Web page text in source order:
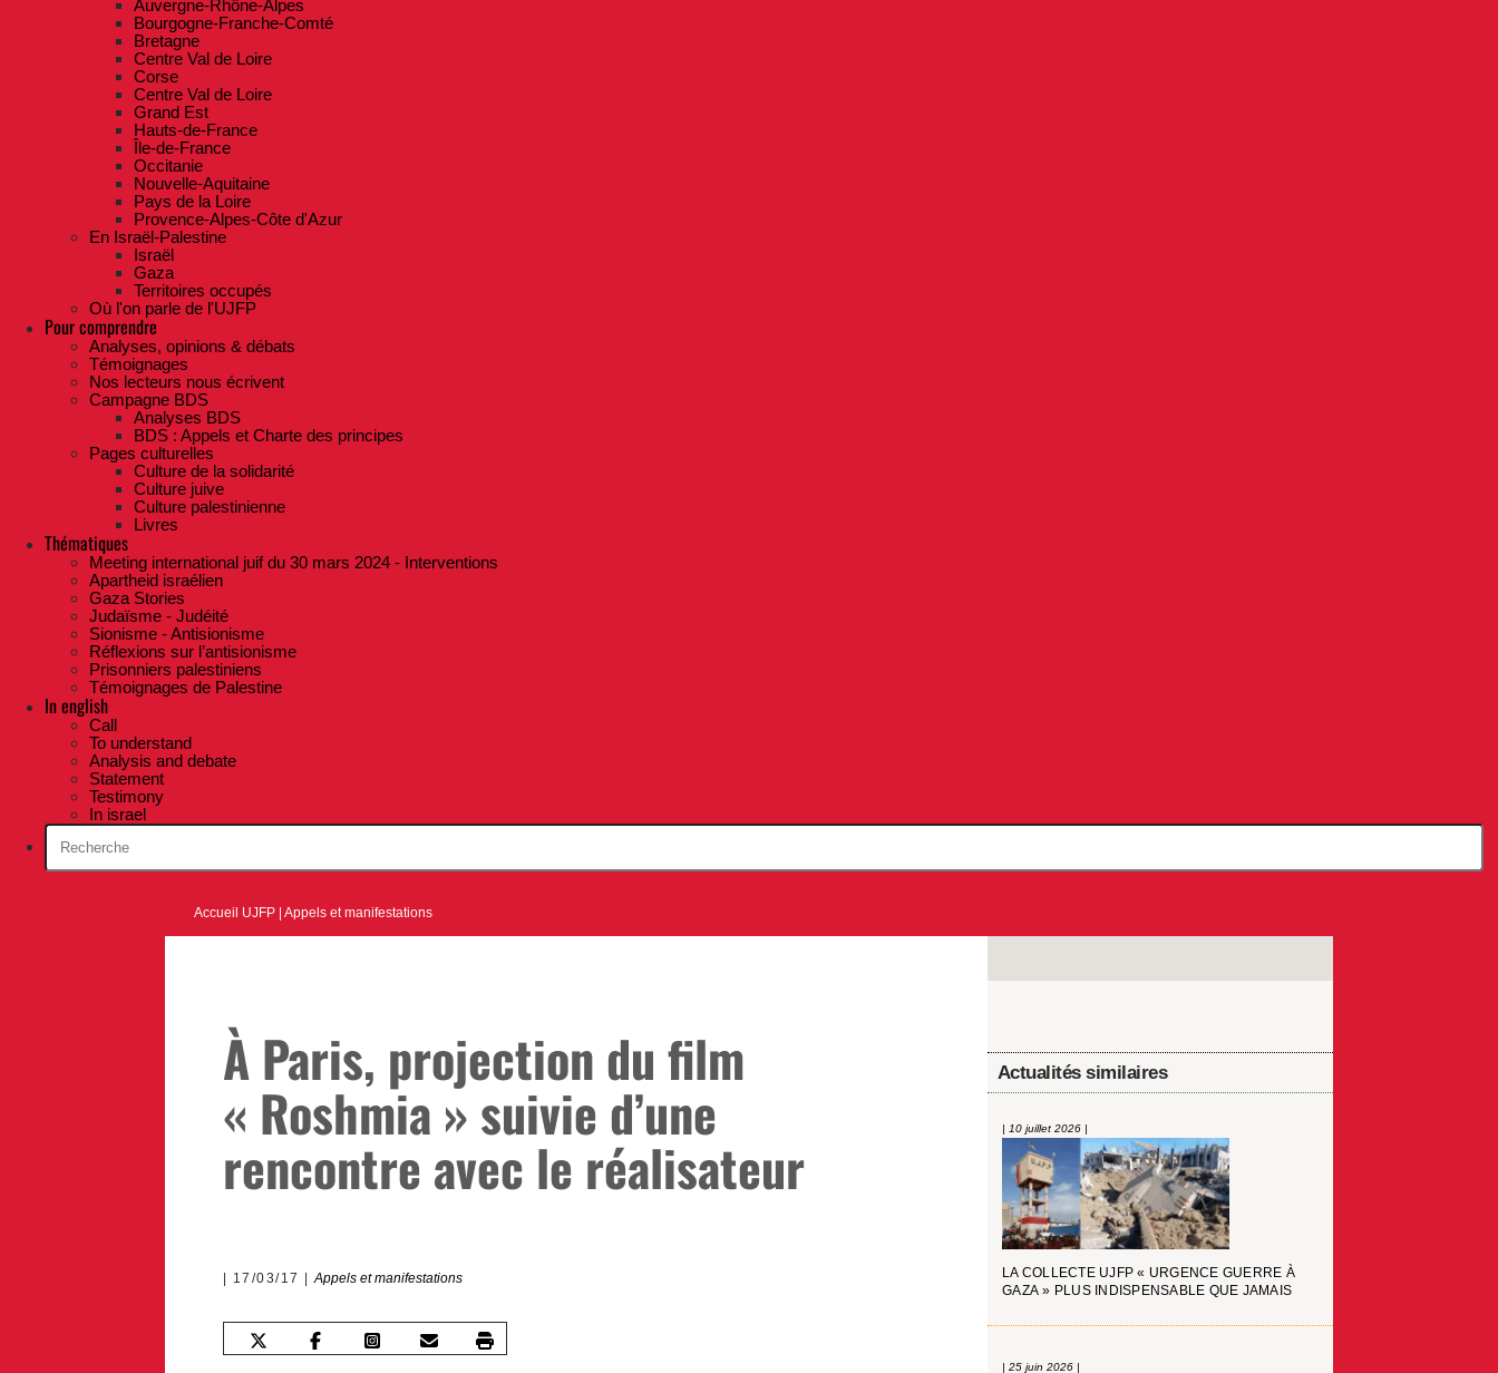
Auvergne-Rhône-Alpes
Bourgogne-Franche-Comté
Bretagne
Centre Val de Loire
Corse
Centre Val de Loire
Grand Est
Hauts-de-France
Île-de-France
Occitanie
Nouvelle-Aquitaine
Pays de la Loire
Provence-Alpes-Côte d'Azur
En Israël-Palestine
Israël
Gaza
Territoires occupés
Où l'on parle de l'UJFP
Pour comprendre
Analyses, opinions & débats
Témoignages
Nos lecteurs nous écrivent
Campagne BDS
Analyses BDS
BDS : Appels et Charte des principes
Pages culturelles
Culture de la solidarité
Culture juive
Culture palestinienne
Livres
Thématiques
Meeting international juif du 30 mars 2024 - Interventions
Apartheid israélien
Gaza Stories
Judaïsme - Judéité
Sionisme - Antisionisme
Réflexions sur l’antisionisme
Prisonniers palestiniens
Témoignages de Palestine
In english
Call
To understand
Analysis and debate
Statement
Testimony
In israel
Accueil UJFP |Appels et manifestations
À Paris, projection du film
« Roshmia » suivie d’une
rencontre avec le réalisateur
17/03/17 Appels et manifestations
Actualités similaires
| 10 juillet 2026 |
LA COLLECTE UJFP « URGENCE GUERRE À
GAZA » PLUS INDISPENSABLE QUE JAMAIS
| 25 juin 2026 |